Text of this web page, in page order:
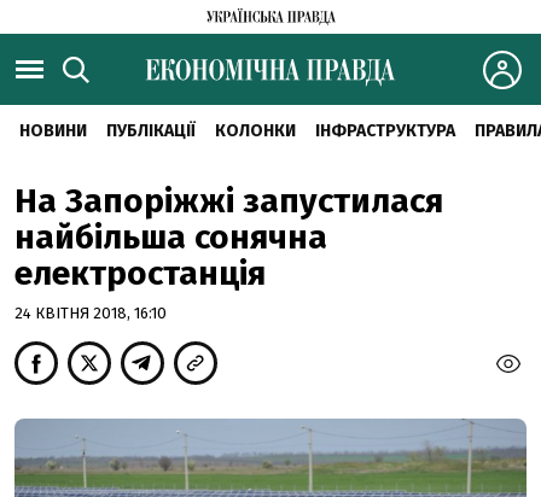
НОВИНИ ПУБЛІКАЦІЇ КОЛОНКИ ІНФРАСТРУКТУРА
На Запоріжжі запустилася
найбільша сонячна
електростанція
24 КВІТНЯ 2018, 16:10